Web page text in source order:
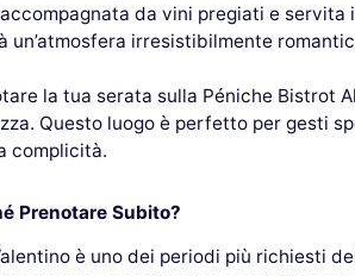
da vini pregiati e
un’atmosfera irresistibilmente
la tua serata sulla Péniche Bistrot
Questo luogo è perfetto per gesti
complicità.
Prenotare Subito?
è uno dei periodi più richiesti